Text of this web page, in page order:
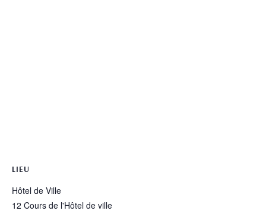
LIEU
Hôtel de Ville
12 Cours de l'Hôtel de ville